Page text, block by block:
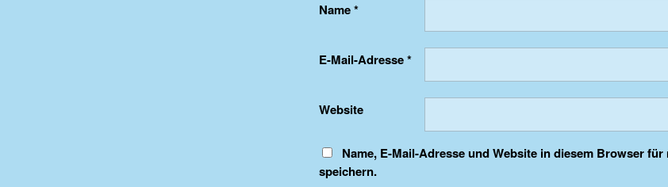
Name*
E-Mail-Adresse*
Website
Name, E-Mail-Adresse und Website in diesem Browser
speichern.